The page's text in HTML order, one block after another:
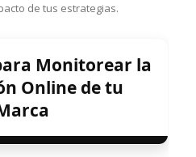
de tus estrategias.
Monitorear la
Online de tu